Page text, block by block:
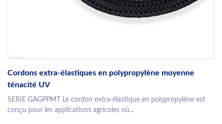
Cordons extra-élastiques en polypropylène moyenne
ténacité UV
SERIE GAGPPMT Le cordon extra-élastique en polypropylène est
conçu pour les applications agricoles où...